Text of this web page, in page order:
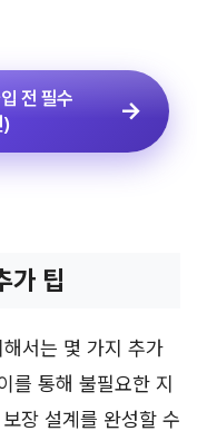
전 필수
가 팁
서는 몇 가지 추가
를 통해 불필요한 지
장 설계를 완성할 수